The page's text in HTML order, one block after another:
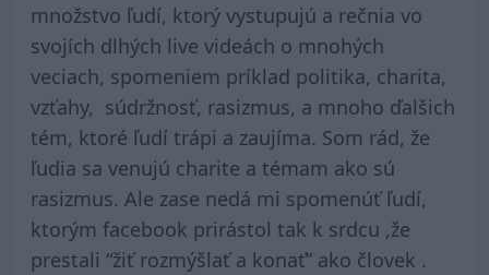
množstvo ľudí, ktorý vystupujú a rečnia vo
svojích dlhých live videách o mnohých
veciach, spomeniem príklad politika, charita,
vzťahy, súdržnosť, rasizmus, a mnoho ďalšich
tém, ktoré ľudí trápi a zaujíma. Som rád, že
ľudia sa venujú charite a témam ako sú
rasizmus. Ale zase nedá mi spomenúť ľudí,
ktorým facebook prirástol tak k srdcu ,že
prestali “žiť rozmýšlať a konať” ako človek .